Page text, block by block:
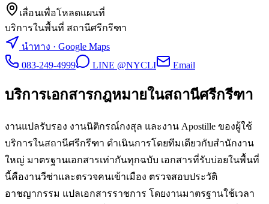
เลื่อนเพื่อโหลดแผนที่
บริการในพื้นที่ สถานีศรีกรีฑา
นำทาง · Google Maps
083-249-4999
LINE @NYCLI Email
บริการเอกสารกฎหมายในสถานีศรีกรีฑา
งานแปลรับรอง งานนิติกรณ์กงสุล และงาน Apostille ของผู้ใช้
บริการในสถานีศรีกรีฑา ดำเนินการโดยทีมเดียวกับสำนักงาน
ใหญ่ มาตรฐานเอกสารเท่ากันทุกฉบับ เอกสารที่รับบ่อยในพื้นที่
นี้คืองานวีซ่าและตรวจคนเข้าเมือง ตรวจสอบประวัติ
อาชญากรรม แปลเอกสารราชการ โดยงานมาตรฐานใช้เวลา